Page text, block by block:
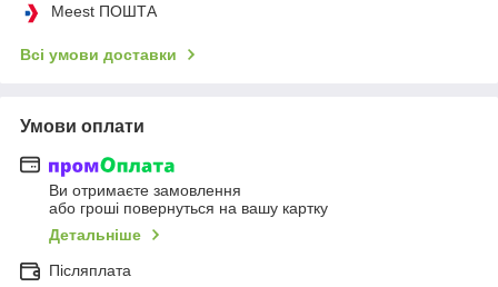
Meest ПОШТА
Всі умови доставки
Умови оплати
Ви отримаєте замовлення
або гроші повернуться на вашу картку
Детальніше
Післяплата